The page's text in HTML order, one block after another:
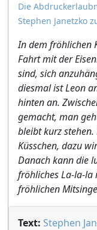
Die
Stephen Janetzko
In dem fröhlichen
Fahrt mit der
sind, sich
diesmal ist Leon
hinten an.
gemacht, man
bleibt kurz
Küsschen, dazu
Danach kann die
fröhliches La-la-la
fröhlichen
Text: Stephen